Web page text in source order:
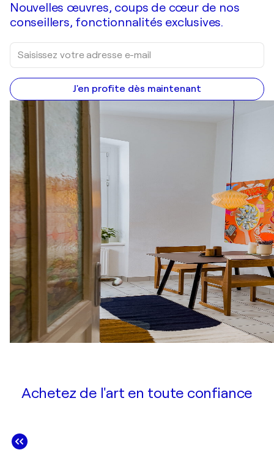
Nouvelles œuvres, coups de cœur de nos
conseillers, fonctionnalités exclusives.
J'en profite dès maintenant
Achetez de l'art en toute confiance